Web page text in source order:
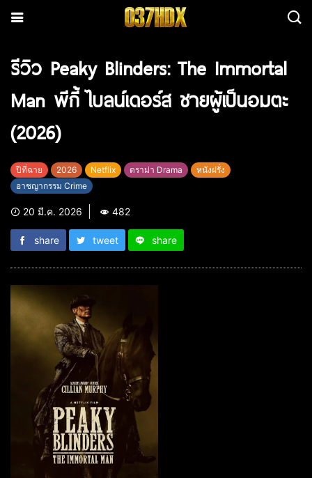
รีวิว Peaky Blinders: The Immortal
Man พีกี้ ไบลน์เดอร์ส ชายผู้เป็นอมตะ
(2026)
ปีที่ฉาย 2026 Netflix ดราม่า Drama
หนังฝรั่ง
อาชญากรรม Crime
20 มี.ค. 2026 482
share tweet share